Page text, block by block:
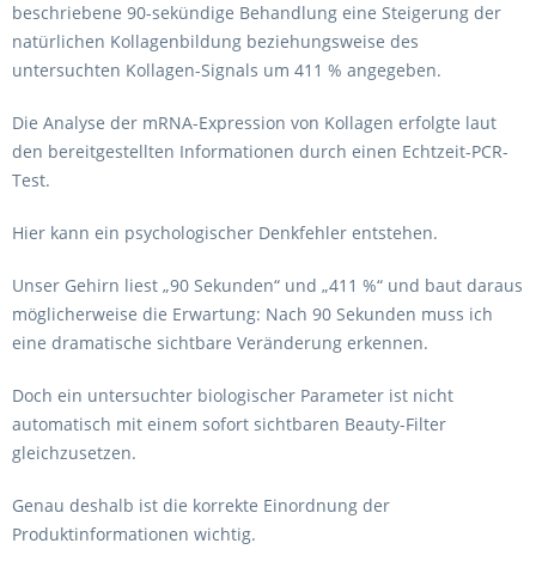
beschriebene 90-sekündige Behandlung eine Steigerung der
natürlichen Kollagenbildung beziehungsweise des
untersuchten Kollagen-Signals um 411 % angegeben.
Die Analyse der mRNA-Expression von Kollagen erfolgte laut
den bereitgestellten Informationen durch einen Echtzeit-PCR-
Test.
Hier kann ein psychologischer Denkfehler entstehen.
Unser Gehirn liest „90 Sekunden“ und „411 %“ und baut daraus
möglicherweise die Erwartung: Nach 90 Sekunden muss ich
eine dramatische sichtbare Veränderung erkennen.
Doch ein untersuchter biologischer Parameter ist nicht
automatisch mit einem sofort sichtbaren Beauty-Filter
gleichzusetzen.
Genau deshalb ist die korrekte Einordnung der
Produktinformationen wichtig.